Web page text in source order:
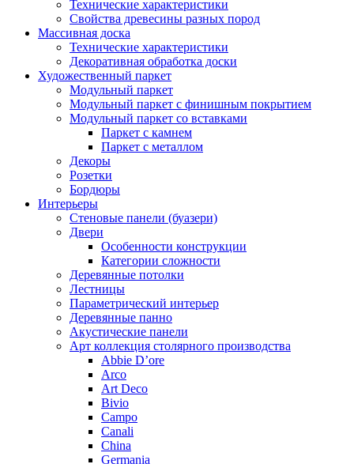
Технические характеристики
Свойства древесины разных пород
Массивная доска
Технические характеристики
Декоративная обработка доски
Художественный паркет
Модульный паркет
Модульный паркет с финишным покрытием
Модульный паркет со вставками
Паркет с камнем
Паркет с металлом
Декоры
Розетки
Бордюры
Интерьеры
Стеновые панели (буазери)
Двери
Особенности конструкции
Категории сложности
Деревянные потолки
Лестницы
Параметрический интерьер
Деревянные панно
Акустические панели
Арт коллекция столярного производства
Abbie D’ore
Arco
Art Deco
Bivio
Campo
Canali
China
Germania